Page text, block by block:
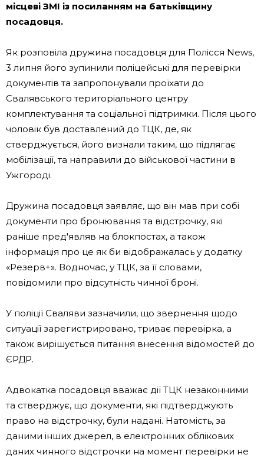
місцеві ЗМІ із посиланням на батьківщину
посадовця.
Як розповіла дружина посадовця для Полісся News,
3 липня його зупинили поліцейські для перевірки
документів та запропонували проїхати до
Свалявського територіального центру
комплектування та соціальної підтримки. Після цього
чоловік був доставлений до ТЦК, де, як
стверджується, його визнали таким, що підлягає
мобілізації, та направили до військової частини в
Ужгороді.
Дружина посадовця заявляє, що він мав при собі
документи про бронювання та відстрочку, які
раніше пред'являв на блокпостах, а також
інформація про це як би відображалась у додатку
«Резерв+». Водночас, у ТЦК, за її словами,
повідомили про відсутність чинної броні.
У поліції Сваляви зазначили, що звернення щодо
ситуації зарегистрировано, триває перевірка, а
також вирішується питання внесення відомостей до
ЄРДР.
Адвокатка посадовця вважає дії ТЦК незаконними
та стверджує, що документи, які підтверджують
право на відстрочку, були надані. Натомість, за
даними інших джерел, в електронних облікових
даних чинного відстрочки на момент перевірки не